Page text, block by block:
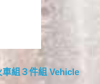
組３件組 Vehicle